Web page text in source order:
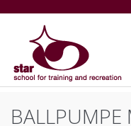
BALLPUMPE